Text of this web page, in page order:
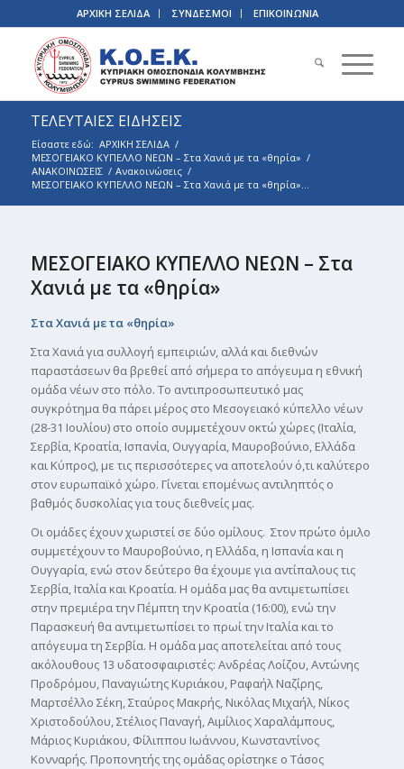
ΑΡΧΙΚΗ ΣΕΛΙΔΑ ΣΥΝΔΕΣΜΟΙ ΕΠΙΚΟΙΝΩΝΙΑ
ΤΕΛΕΥΤΑΙΕΣ ΕΙΔΗΣΕΙΣ
Είσαστε εδώ: ΑΡΧΙΚΗ ΣΕΛΙΔΑ /
ΜΕΣΟΓΕΙΑΚΟ ΚΥΠΕΛΛΟ ΝΕΩΝ – Στα Χανιά με τα «θηρία» /
ΑΝΑΚΟΙΝΩΣΕΙΣ / Ανακοινώσεις /
ΜΕΣΟΓΕΙΑΚΟ ΚΥΠΕΛΛΟ ΝΕΩΝ – Στα Χανιά με τα «θηρία»...
ΜΕΣΟΓΕΙΑΚΟ ΚΥΠΕΛΛΟ ΝΕΩΝ – Στα
Χανιά με τα «θηρία»
Στα Χανιά με τα «θηρία»
Στα Χανιά για συλλογή εμπειριών, αλλά και διεθνών
παραστάσεων θα βρεθεί από σήμερα το απόγευμα η εθνική
ομάδα νέων στο πόλο. Το αντιπροσωπευτικό μας
συγκρότημα θα πάρει μέρος στο Μεσογειακό κύπελλο νέων
(28-31 Ιουλίου) στο οποίο συμμετέχουν οκτώ χώρες (Ιταλία,
Σερβία, Κροατία, Ισπανία, Ουγγαρία, Μαυροβούνιο, Ελλάδα
και Κύπρος), με τις περισσότερες να αποτελούν ό,τι καλύτερο
στον ευρωπαϊκό χώρο. Γίνεται επομένως αντιληπτός ο
βαθμός δυσκολίας για τους διεθνείς μας.
Οι ομάδες έχουν χωριστεί σε δύο ομίλους. Στον πρώτο όμιλο
συμμετέχουν το Μαυροβούνιο, η Ελλάδα, η Ισπανία και η
Ουγγαρία, ενώ στον δεύτερο θα έχουμε για αντίπαλους τις
Σερβία, Ιταλία και Κροατία. Η ομάδα μας θα αντιμετωπίσει
στην πρεμιέρα την Πέμπτη την Κροατία (16:00), ενώ την
Παρασκευή θα αντιμετωπίσει το πρωί την Ιταλία και το
απόγευμα τη Σερβία. Η ομάδα μας αποτελείται από τους
ακόλουθους 13 υδατοσφαιριστές: Ανδρέας Λοίζου, Αντώνης
Προδρόμου, Παναγιώτης Κυριάκου, Ραφαήλ Ναζίρης,
Μαρτσέλλο Σέκη, Σταύρος Μακρής, Νικόλας Μιχαήλ, Νίκος
Χριστοδούλου, Στέλιος Παναγή, Αιμίλιος Χαραλάμπους,
Μάριος Κυριάκου, Φίλιππου Ιωάννου, Κωνσταντίνος
Κονναρής. Προπονητής της ομάδας ορίστηκε ο Τάσος